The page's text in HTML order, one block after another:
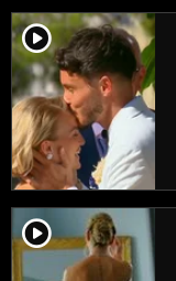
player2
player2